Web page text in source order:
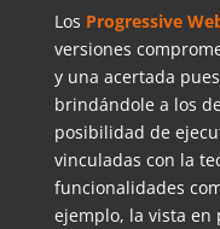
Los Progressive
versiones
y una acertada
brindándole a los
posibilidad de
vinculadas con la
funcionalidades
ejemplo, la vista